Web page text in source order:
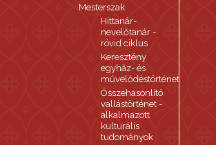
Mesterszak
Hittanár-
nevelőtanár -
rövid ciklus
Keresztény
egyház- és
művelődéstörténet
Összehasonlító
vallástörténet -
alkalmazott
kulturális
tudományok